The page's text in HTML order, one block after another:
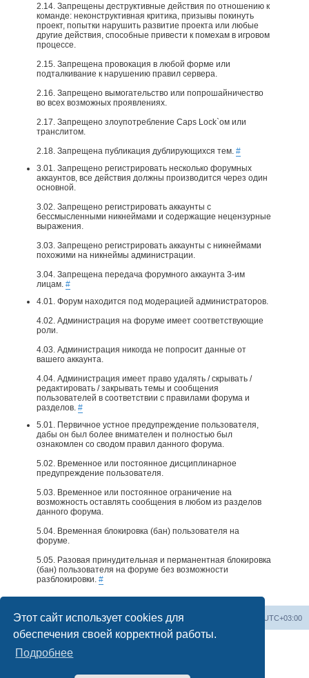
Этот сайт использует cookies для
обеспечения своей корректной работы.
Подробнее
2.14. Запрещены деструктивные действия по отношению к
команде: неконструктивная критика, призывы покинуть
проект, попытки нарушить развитие проекта или любые
другие действия, способные привести к помехам в игровом
процессе.
2.15. Запрещена провокация в любой форме или
подталкивание к нарушению правил сервера.
2.16. Запрещено вымогательство или попрошайничество
во всех возможных проявлениях.
2.17. Запрещено злоупотребление Caps Lock`ом или
транслитом.
2.18. Запрещена публикация дублирующихся тем. #
3.01. Запрещено регистрировать несколько форумных
аккаунтов, все действия должны производится через один
основной.
3.02. Запрещено регистрировать аккаунты с
бессмысленными никнеймами и содержащие нецензурные
выражения.
3.03. Запрещено регистрировать аккаунты с никнеймами
похожими на никнеймы администрации.
3.04. Запрещена передача форумного аккаунта 3-им
лицам. #
4.01. Форум находится под модерацией администраторов.
4.02. Администрация на форуме имеет соответствующие
роли.
4.03. Администрация никогда не попросит данные от
вашего аккаунта.
4.04. Администрация имеет право удалять / скрывать /
редактировать / закрывать темы и сообщения
пользователей в соответствии с правилами форума и
разделов. #
5.01. Первичное устное предупреждение пользователя,
дабы он был более внимателен и полностью был
ознакомлен со сводом правил данного форума.
5.02. Временное или постоянное дисциплинарное
предупреждение пользователя.
5.03. Временное или постоянное ограничение на
возможность оставлять сообщения в любом из разделов
данного форума.
5.04. Временная блокировка (бан) пользователя на
форуме.
5.05. Разовая принудительная и перманентная блокировка
(бан) пользователя на форуме без возможности
разблокировки. #
Home 📌 Topics & Discussions UTC+03:00